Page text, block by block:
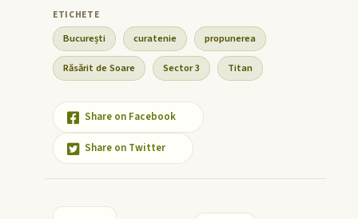
București curatenie propunerea
Răsărit de Soare Sector 3 Titan
Share on Facebook
Share on Twitter